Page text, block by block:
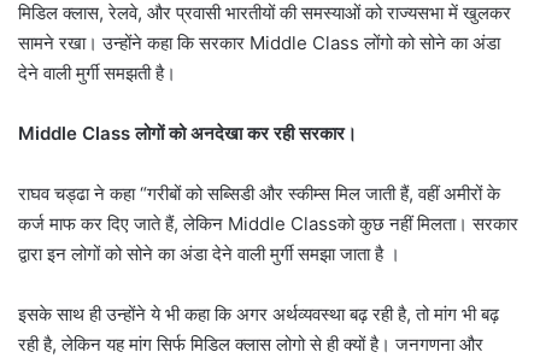
मिडिल क्लास, रेलवे, और प्रवासी भारतीयों की समस्याओं को राज्यसभा में खुलकर
सामने रखा। उन्होंने कहा कि सरकार Middle Class लोंगो को सोने का अंडा
देने वाली मुर्गी समझती है।
Middle Class लोगों को अनदेखा कर रही सरकार।
राघव चड्ढा ने कहा “गरीबों को सब्सिडी और स्कीम्स मिल जाती हैं, वहीं अमीरों के
कर्ज माफ कर दिए जाते हैं, लेकिन Middle Classको कुछ नहीं मिलता। सरकार
द्वारा इन लोगों को सोने का अंडा देने वाली मुर्गी समझा जाता है ।
इसके साथ ही उन्होंने ये भी कहा कि अगर अर्थव्यवस्था बढ़ रही है, तो मांग भी बढ़
रही है, लेकिन यह मांग सिर्फ मिडिल क्लास लोगो से ही क्यों है। जनगणना और